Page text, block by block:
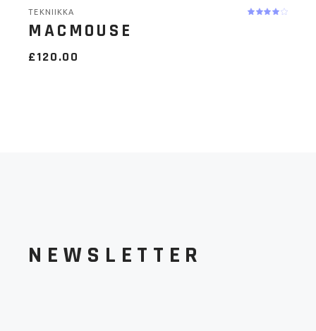
TEKNIIKKA
MACMOUSE
£120.00
NEWSLETTER